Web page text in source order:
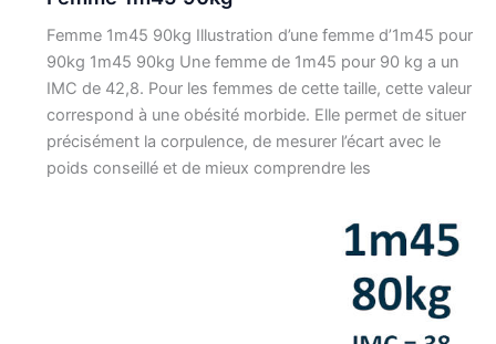
Femme 1m45 90kg Illustration d’une femme d’1m45 pour
90kg 1m45 90kg Une femme de 1m45 pour 90 kg a un
IMC de 42,8. Pour les femmes de cette taille, cette valeur
correspond à une obésité morbide. Elle permet de situer
précisément la corpulence, de mesurer l’écart avec le
poids conseillé et de mieux comprendre les